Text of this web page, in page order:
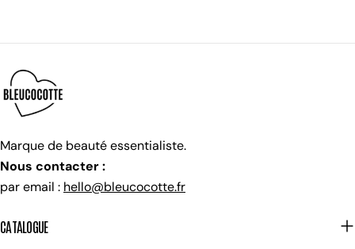
Marque de beauté essentialiste.
Nous contacter :
par email : hello@bleucocotte.fr
CATALOGUE